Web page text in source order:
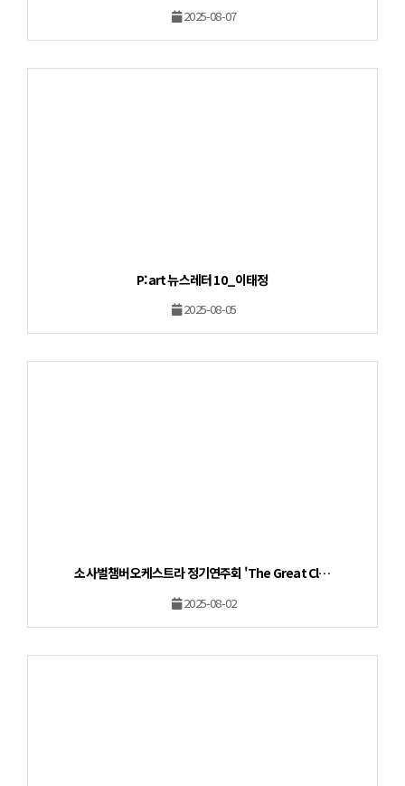
2025-08-07
P:art 뉴스레터 10_이태정
2025-08-05
소사벌챔버오케스트라 정기연주회 'The Great Cl…
2025-08-02